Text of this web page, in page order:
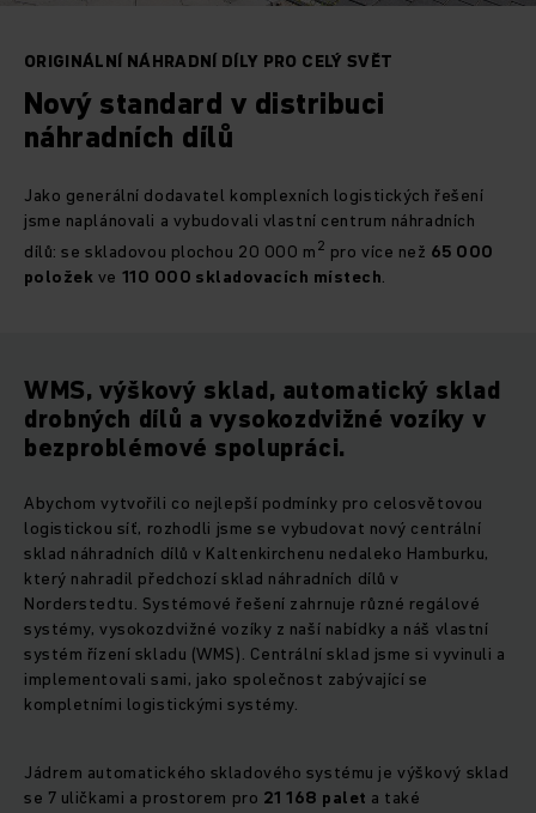
ORIGINÁLNÍ NÁHRADNÍ DÍLY PRO CELÝ SVĚT
Nový standard v distribuci
náhradních dílů
Jako generální dodavatel komplexních logistických řešení
jsme naplánovali a vybudovali vlastní centrum náhradních
dílů: se skladovou plochou 20 000 m2 pro více než 65 000
položek ve 110 000 skladovacích místech.
WMS, výškový sklad, automatický sklad
drobných dílů a vysokozdvižné vozíky v
bezproblémové spolupráci.
Abychom vytvořili co nejlepší podmínky pro celosvětovou
logistickou síť, rozhodli jsme se vybudovat nový centrální
sklad náhradních dílů v Kaltenkirchenu nedaleko Hamburku,
který nahradil předchozí sklad náhradních dílů v
Norderstedtu. Systémové řešení zahrnuje různé regálové
systémy, vysokozdvižné vozíky z naší nabídky a náš vlastní
systém řízení skladu (WMS). Centrální sklad jsme si vyvinuli a
implementovali sami, jako společnost zabývající se
kompletními logistickými systémy.
Jádrem automatického skladového systému je výškový sklad
se 7 uličkami a prostorem pro 21 168 palet a také